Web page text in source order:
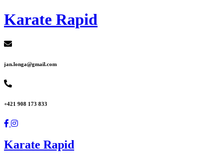
Karate Rapid
jan.longa@gmail.com
+421 908 173 833
Karate Rapid